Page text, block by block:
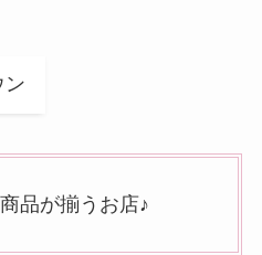
ン
品が揃うお店♪